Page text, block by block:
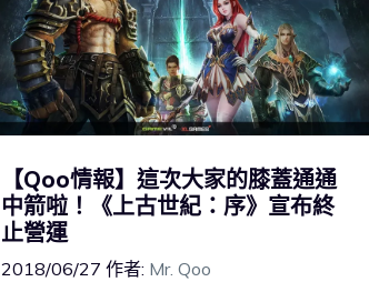
【Qoo情報】這次大家的膝蓋通通
中箭啦！《上古世紀：序》宣布終
止營運
2018/06/27 作者: Mr. Qoo